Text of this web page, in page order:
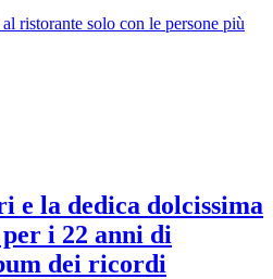
ristorante solo con le persone più
e la dedica dolcissima
i 22 anni di
dei ricordi